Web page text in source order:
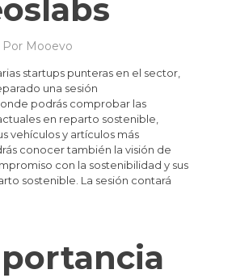
Por Mooevo
startups punteras en el sector,
una sesión
podrás comprobar las
en reparto sostenible,
vehículos y artículos más
conocer también la visión de
con la sostenibilidad y sus
sostenible. La sesión contará